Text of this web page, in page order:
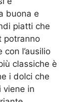
buona e
piatti che
potranno
l’ausilio
classiche è
i dolci che
viene in